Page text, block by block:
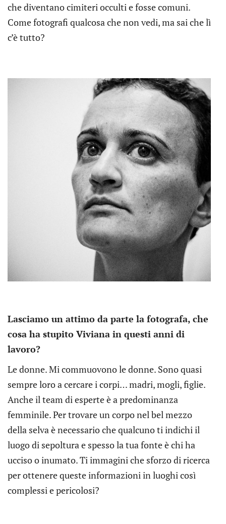
che diventano cimiteri occulti e fosse comuni.
Come fotografi qualcosa che non vedi, ma sai che lì
c’è tutto?
Lasciamo un attimo da parte la fotografa, che
cosa ha stupito Viviana in questi anni di
lavoro?
Le donne. Mi commuovono le donne. Sono quasi
sempre loro a cercare i corpi… madri, mogli, figlie.
Anche il team di esperte è a predominanza
femminile. Per trovare un corpo nel bel mezzo
della selva è necessario che qualcuno ti indichi il
luogo di sepoltura e spesso la tua fonte è chi ha
ucciso o inumato. Ti immagini che sforzo di ricerca
per ottenere queste informazioni in luoghi così
complessi e pericolosi?